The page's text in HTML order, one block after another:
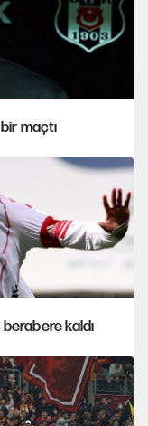
maçtı
kaldı